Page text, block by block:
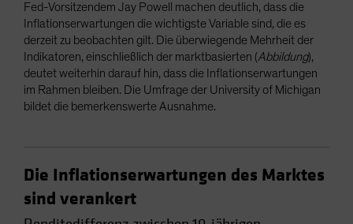
Fed-Vorsitzendem Jay Powell machen deutlich, dass die
Inflationserwartungen die wichtigste Variable sind, die es
derzeit zu beobachten gilt. Die überwiegende Mehrheit der
Indikatoren, einschließlich der marktbasierten (Abbildung),
deutet weiterhin darauf hin, dass die Inflationserwartungen
im Rahmen bleiben. Die Umfrage der University of Michigan
bildet die bemerkenswerte Ausnahme.
Die Inflationserwartungen des Marktes
sind verankert